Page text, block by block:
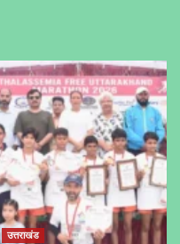
उत्तराखंड